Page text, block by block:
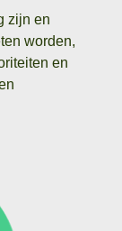
zijn en
worden,
en